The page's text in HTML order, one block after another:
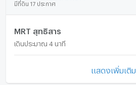
มีที่ดิน 17 ประกาศ
MRT สุทธิสาร
เดินประมาณ 4 นาที
แสดงเพิ่มเติม